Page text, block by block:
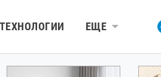
ТЕХНОЛОГИИ ЕЩЕ